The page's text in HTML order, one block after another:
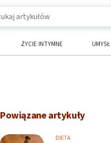
ŻYCIE INTYMNE UMYSŁ
Powiązane artykuły
DIETA